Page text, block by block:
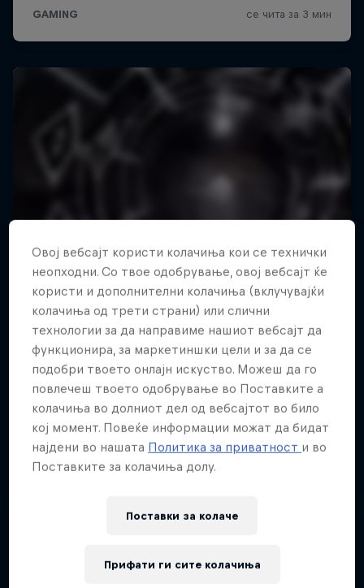
Овој вебсајт користи колачиња кои се технички
неопходни. Со твое одобрување, овој вебсајт ќе
користи и дополнителни колачиња (вклучувајќи
колачиња од трети страни) или слични
технологии за да направиме нашиот вебсајт да
функционира, за маркетиншки цели и за да се
подобри твоето онлајн искуство. Можеш да го
повлечеш твоето одобрување во Поставките а
колачиња во долниот дел од вебсајтот во било
кој момент. Повеќе информации можат да бидат
најдени во нашата Политика за приватност и во
Поставките за колачиња долу.
Поставки за колачe
Прифати ги сите колачиња